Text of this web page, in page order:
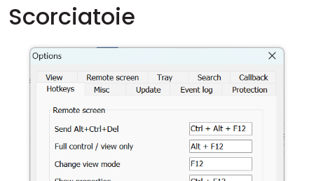
Scorciatoie